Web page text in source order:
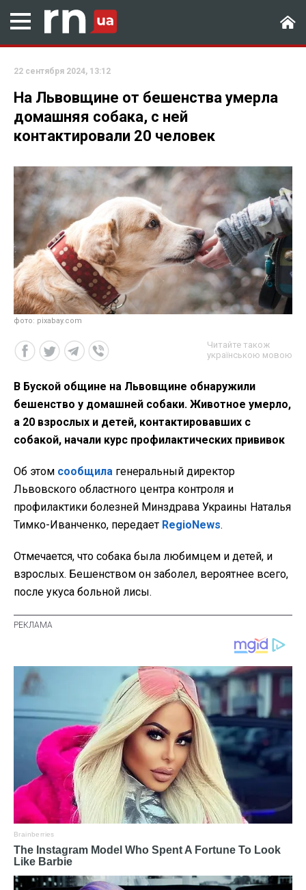
22 сентября 2024, 13:12
На Львовщине от бешенства умерла
домашняя собака, с ней
контактировали 20 человек
фото: pixabay.com
Читайте також
українською мовою
В Буской общине на Львовщине обнаружили
бешенство у домашней собаки. Животное умерло,
а 20 взрослых и детей, контактировавших с
собакой, начали курс профилактических прививок
Об этом сообщила генеральный директор
Львовского областного центра контроля и
профилактики болезней Минздрава Украины Наталья
Тимко-Иванченко, передает RegioNews.
Отмечается, что собака была любимцем и детей, и
взрослых. Бешенством он заболел, вероятнее всего,
после укуса больной лисы.